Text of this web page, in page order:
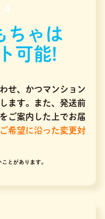
ちゃは
可能!
せ、かつマンション
ます。また、発送前
ご案内した上でお届
希望に沿った変更対
とがあります。